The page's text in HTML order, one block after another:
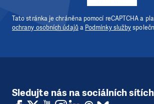
Tato stránka je chráněna pomocí reCAPTCHA a
ochrany osobních údajů a Podmínky služby
Sledujte nás na sociálních sítích